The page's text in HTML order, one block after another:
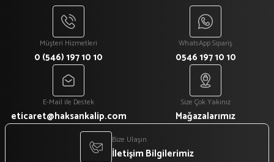
Müşteri Hizmetleri
0 (546) 197 10 10
WhatsApp Sipariş
0546 197 10 10
E-Mail ile Destek
eticaret@haksankalip.com
Size Çok Yakınız
Mağazalarımız
Bize Ulaşın
İletişim Bilgilerimiz